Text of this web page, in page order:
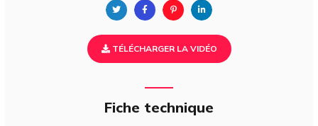
TÉLÉCHARGER LA VIDÉO
Fiche technique